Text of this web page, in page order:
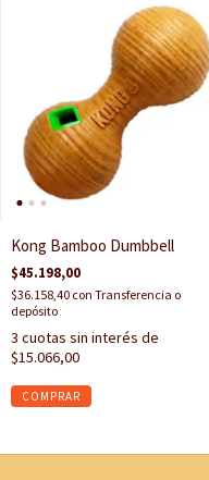
Kong Bamboo Dumbbell
$45.198,00
$36.158,40 con Transferencia o
depósito
3 cuotas sin interés de
$15.066,00